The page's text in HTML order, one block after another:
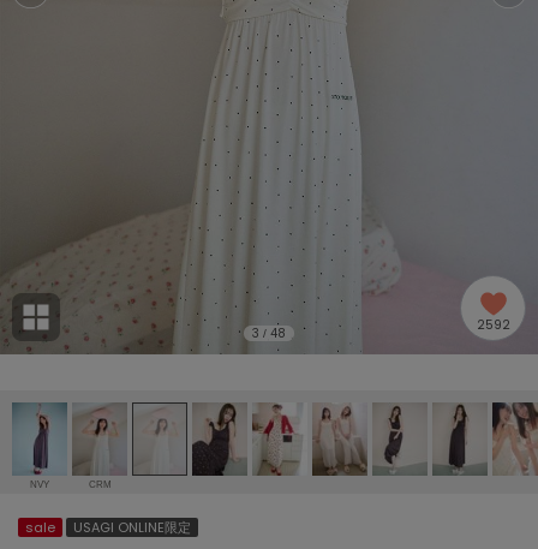
リー (663)
ョン雑貨 (858)
/ランジェリー (127)
ェア (119)
(124)
アディダス バイ ステラマッカートニー
amabro
アマブロ
Ame no chi Hare
アメノチハレ
アモマ
アニュアンス
ànuke
アンヌーク
3 / 48 2592
NVY CRM
sale
USAGI ONLINE限定